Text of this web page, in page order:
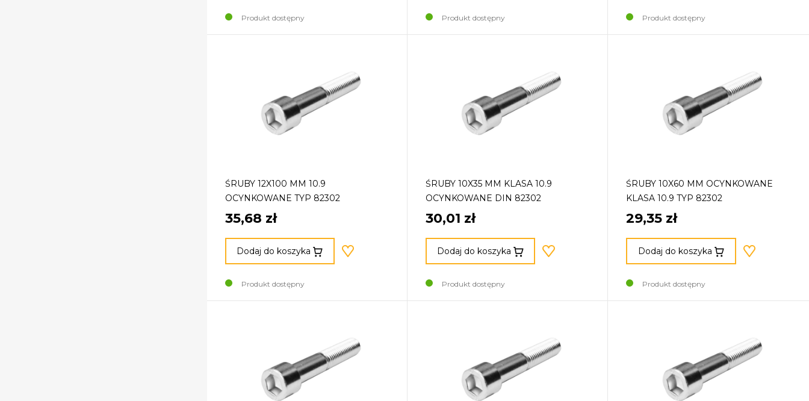
Produkt dostępny Produkt dostępny Produkt dostępny
ŚRUBY 12X100 MM 10.9
OCYNKOWANE TYP 82302
35,68 zł
Dodaj do koszyka
Produkt dostępny
ŚRUBY 10X35 MM KLASA 10.9
OCYNKOWANE DIN 82302
30,01 zł
Dodaj do koszyka
Produkt dostępny
ŚRUBY 10X60 MM OCYNKOWANE
KLASA 10.9 TYP 82302
29,35 zł
Dodaj do koszyka
Produkt dostępny